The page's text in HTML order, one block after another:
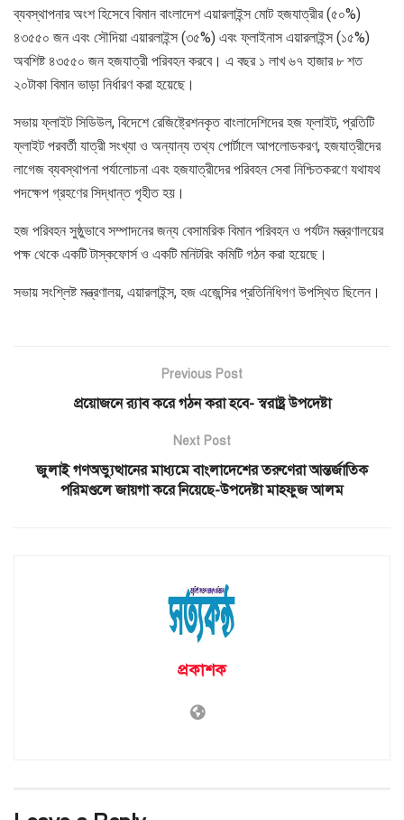
ব্যবস্থাপনার অংশ হিসেবে বিমান বাংলাদেশ এয়ারলাইন্স মোট হজযাত্রীর (৫০%)
৪৩৫৫০ জন এবং সৌদিয়া এয়ারলাইন্স (৩৫%) এবং ফ্লাইনাস এয়ারলাইন্স (১৫%)
অবশিষ্ট ৪৩৫৫০ জন হজযাত্রী পরিবহন করবে। এ বছর ১ লাখ ৬৭ হাজার ৮ শত
২০টাকা বিমান ভাড়া নির্ধারণ করা হয়েছে।
সভায় ফ্লাইট সিডিউল, বিদেশে রেজিষ্ট্রেশনকৃত বাংলাদেশিদের হজ ফ্লাইট, প্রতিটি
ফ্লাইট পরবর্তী যাত্রী সংখ্যা ও অন্যান্য তথ্য পোর্টালে আপলোডকরণ, হজযাত্রীদের
লাগেজ ব্যবস্থাপনা পর্যালোচনা এবং হজযাত্রীদের পরিবহন সেবা নিশ্চিতকরণে যথাযথ
পদক্ষেপ গ্রহণের সিদ্ধান্ত গৃহীত হয়।
হজ পরিবহন সুষ্ঠুভাবে সম্পাদনের জন্য বেসামরিক বিমান পরিবহন ও পর্যটন মন্ত্রণালয়ের
পক্ষ থেকে একটি টাস্কফোর্স ও একটি মনিটরিং কমিটি গঠন করা হয়েছে।
সভায় সংশ্লিষ্ট মন্ত্রণালয়, এয়ারলাইন্স, হজ এজেন্সির প্রতিনিধিগণ উপস্থিত ছিলেন।
Previous Post
প্রয়োজনে র‌্যাব করে গঠন করা হবে- স্বরাষ্ট্র উপদেষ্টা
Next Post
জুলাই গণঅভ্যুত্থানের মাধ্যমে বাংলাদেশের তরুণেরা আন্তর্জাতিক
পরিমণ্ডলে জায়গা করে নিয়েছে-উপদেষ্টা মাহফুজ আলম
প্রকাশক